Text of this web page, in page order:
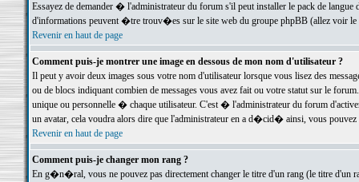
Essayez de demander � l'administrateur du forum s'il peut installer le pack de
d'informations peuvent �tre trouv�es sur le site web du groupe phpBB (allez voir le
Revenir en haut de page
Comment puis-je montrer une image en dessous de mon nom d'utilisateur ?
Il peut y avoir deux images sous votre nom d'utilisateur lorsque vous lisez des
ou de blocs indiquant combien de messages vous avez fait ou votre statut sur le
unique ou personnelle � chaque utilisateur. C'est � l'administrateur du forum
un avatar, cela voudra alors dire que l'administrateur en a d�cid� ainsi, vous
Revenir en haut de page
Comment puis-je changer mon rang ?
En g�n�ral, vous ne pouvez pas directement changer le titre d'un rang (le titre d'un